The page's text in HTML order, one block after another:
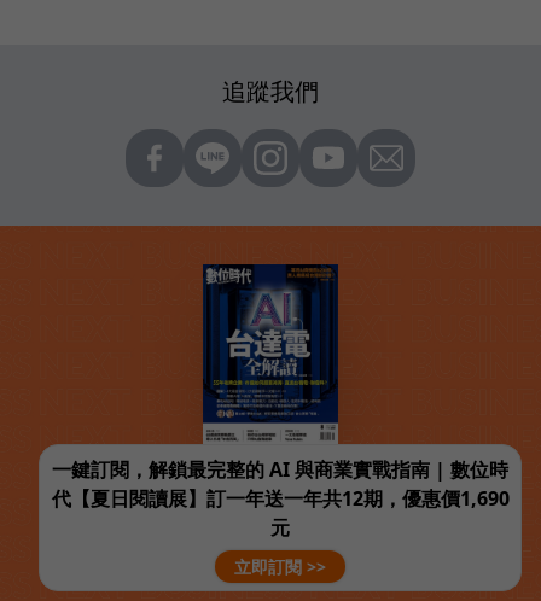
追蹤我們
一鍵訂閱，解鎖最完整的 AI 與商業實戰指南 | 數位時
代【夏日閱讀展】訂一年送一年共12期，優惠價1,690
元
立即訂閱 >>